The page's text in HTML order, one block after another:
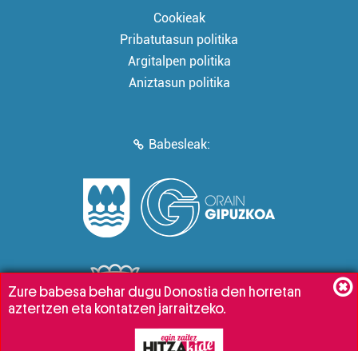
Cookieak
Pribatutasun politika
Argitalpen politika
Aniztasun politika
Babesleak:
Zure babesa behar dugu Donostia den horretan
aztertzen eta kontatzen jarraitzeko.